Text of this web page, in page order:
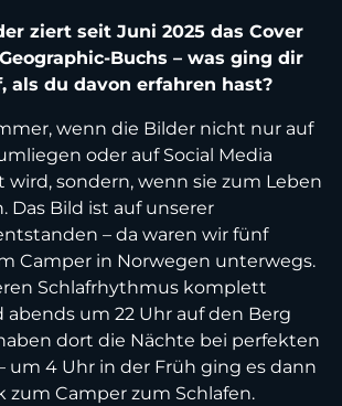
ziert seit Juni 2025 das Cover
Buchs – was ging dir
als du davon erfahren hast?
wenn die Bilder nicht nur auf
oder auf Social Media
sondern, wenn sie zum Leben
Das Bild ist auf unserer
– da waren wir fünf
Camper in Norwegen unterwegs.
Schlafrhythmus komplett
abends um 22 Uhr auf den Berg
dort die Nächte bei perfekten
um 4 Uhr in der Früh ging es dann
zum Camper zum Schlafen.